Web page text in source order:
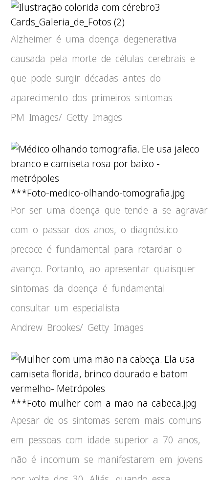
3
Cards_Galeria_de_Fotos (2)
Alzheimer é uma doença degenerativa
causada pela morte de células cerebrais e
que pode surgir décadas antes do
aparecimento dos primeiros sintomas
PM Images/ Getty Images
***Foto-medico-olhando-tomografia.jpg
Por ser uma doença que tende a se agravar
com o passar dos anos, o diagnóstico
precoce é fundamental para retardar o
avanço. Portanto, ao apresentar quaisquer
sintomas da doença é fundamental
consultar um especialista
Andrew Brookes/ Getty Images
***Foto-mulher-com-a-mao-na-cabeca.jpg
Apesar de os sintomas serem mais comuns
em pessoas com idade superior a 70 anos,
não é incomum se manifestarem em jovens